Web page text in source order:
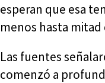
esperan que esa
menos hasta mitad
Las fuentes
comenzó a